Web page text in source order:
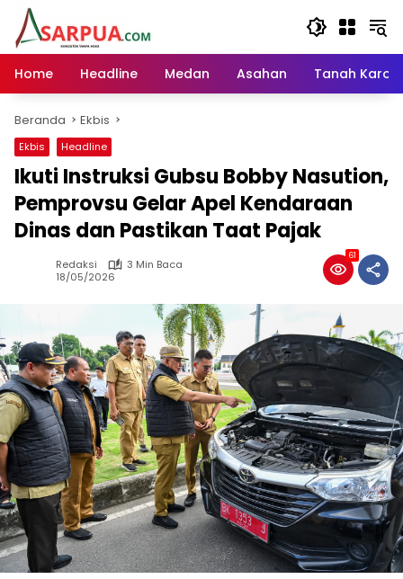
Langsung
konten
Home
Headline Medan Asahan Tanah Karo
Beranda Ekbis
Ekbis Headline
Ikuti Instruksi Gubsu Bobby Nasution,
Pemprovsu Gelar Apel Kendaraan
Dinas dan Pastikan Taat Pajak
Redaksi
3 Min Baca
18/05/2026
61